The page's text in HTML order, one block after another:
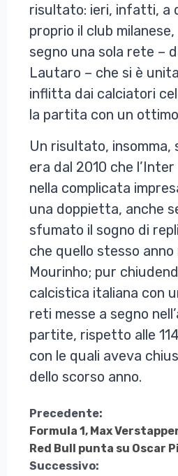
risultato: ieri, infatti, a
proprio il club
segno una sola rete –
Lautaro – che si è
inflitta dai calciatori
la partita con un
Un risultato, insomma,
era dal 2010 che
nella complicata
una doppietta, anche
sfumato il sogno di
che quello stesso anno
Mourinho; pur
calcistica italiana con
reti messe a segno
partite, rispetto alle
con le quali aveva
dello scorso anno.
Continua
a
Precedente:
Formula 1, Max
Red Bull punta su Oscar
Successivo: